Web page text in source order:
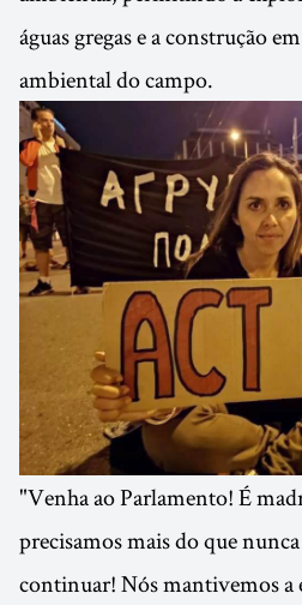
águas gregas e a construção
ambiental do campo.
"Venha ao Parlamento! É
precisamos mais do que
continuar! Nós mantivemos a